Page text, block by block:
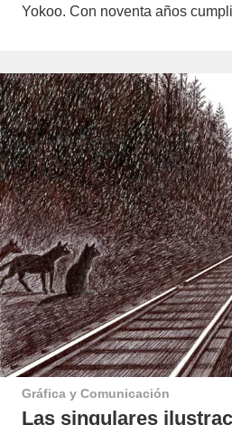
Yokoo. Con noventa años
Gráfica y Comunicación
Las singulares